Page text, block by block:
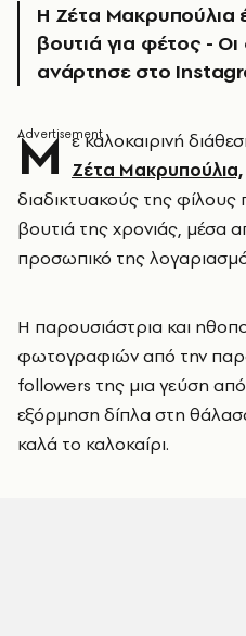
Η Ζέτα Μακρυπούλια
βουτιά για φέτος -
ανάρτησε στο
Μ ε καλοκαιρινή
Ζέτα Μακρυπούλια,
διαδικτυακούς της
βουτιά της χρονιάς, μέσα
προσωπικό της
Η παρουσιάστρια και
φωτογραφιών από την
followers της μια γεύση
εξόρμηση δίπλα στη
καλά το καλοκαίρι.